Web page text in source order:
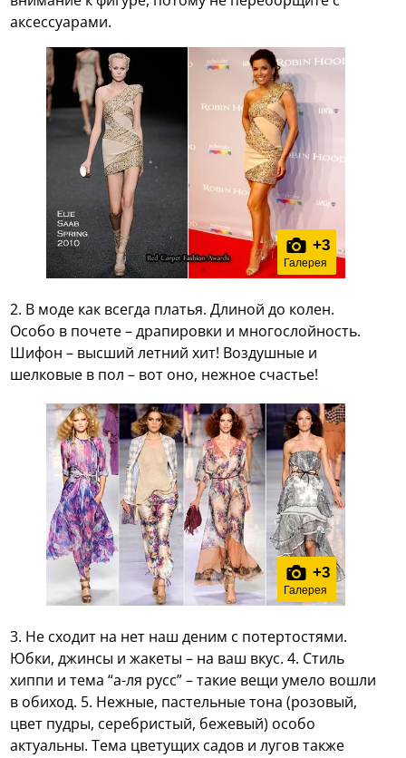
аксессуарами.
+3
Галерея
2. В моде как всегда платья. Длиной до колен.
Особо в почете – драпировки и многослойность.
Шифон – высший летний хит! Воздушные и
шелковые в пол – вот оно, нежное счастье!
+3
Галерея
3. Не сходит на нет наш деним с потертостями.
Юбки, джинсы и жакеты – на ваш вкус. 4. Стиль
хиппи и тема “а-ля русс” – такие вещи умело вошли
в обиход. 5. Нежные, пастельные тона (розовый,
цвет пудры, серебристый, бежевый) особо
актуальны. Тема цветущих садов и лугов также